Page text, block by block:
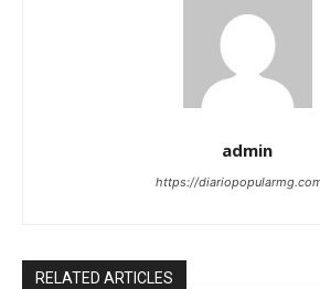
admin
https://
RELATED ARTICLES